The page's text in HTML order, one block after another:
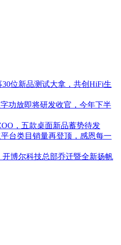
位新品测试大拿，共创HiFi生
功放即将研发收官，今年下半
，五款桌面新品蓄势待发
台类目销量再登顶，感恩每一
博尔科技总部乔迁暨全新扬帆